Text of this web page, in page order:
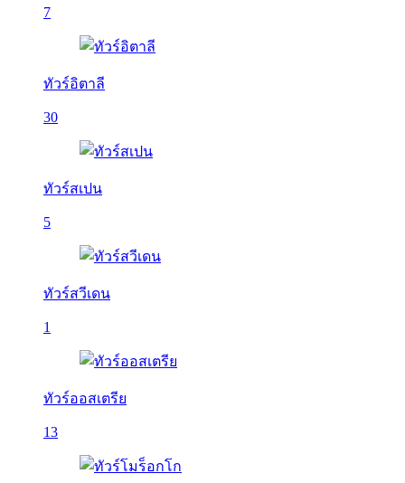
7
ทัวร์อิตาลี
30
ทัวร์สเปน
5
ทัวร์สวีเดน
1
ทัวร์ออสเตรีย
13